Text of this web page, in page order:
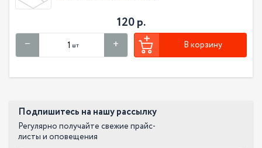
120 р.
шт В корзину
Подпишитесь на нашу рассылку
Регулярно получайте свежие прайс-
листы и оповещения